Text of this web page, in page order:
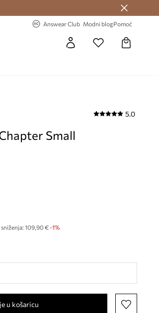
Answear Club Modni blogPomoć
5.0
Small
109,90 € -1%
u košaricu